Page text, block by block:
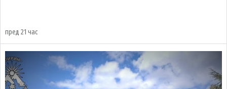
пред 21 час